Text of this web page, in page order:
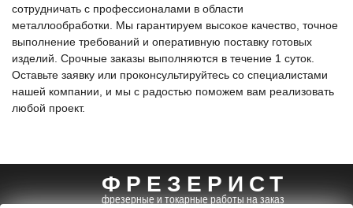
сотрудничать с профессионалами в области
металлообработки. Мы гарантируем высокое качество, точное
выполнение требований и оперативную поставку готовых
изделий. Срочные заказы выполняются в течение 1 суток.
Оставьте заявку или проконсультируйтесь со специалистами
нашей компании, и мы с радостью поможем вам реализовать
любой проект.
ФРЕЗЕРИСТ
фрезерные и токарные работы на заказ